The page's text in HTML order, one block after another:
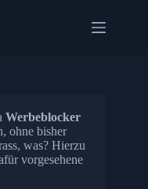
Werbeblocker
ohne bisher
was? Hierzu
vorgesehene